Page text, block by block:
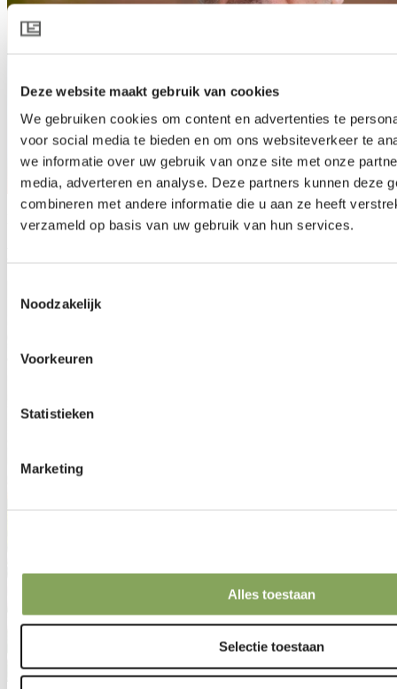
Deze website maakt gebruik van cookies
We gebruiken cookies om content en advertenties te
voor social media te bieden en om ons websiteverkeer te
we informatie over uw gebruik van onze site met onze
media, adverteren en analyse. Deze partners kunnen deze
combineren met andere informatie die u aan ze heeft
verzameld op basis van uw gebruik van hun services.
Noodzakelijk
Voorkeuren
Statistieken
Marketing
Alles toestaan
Selectie toestaan
Niederlande